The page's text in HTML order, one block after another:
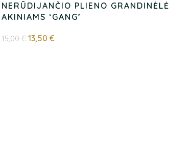
NERŪDIJANČIO PLIENO GRANDINĖLĖ
AKINIAMS ‘GANG’
15,00€ 13,50 €